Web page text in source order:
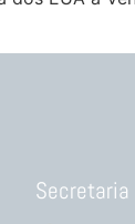
Secretaria